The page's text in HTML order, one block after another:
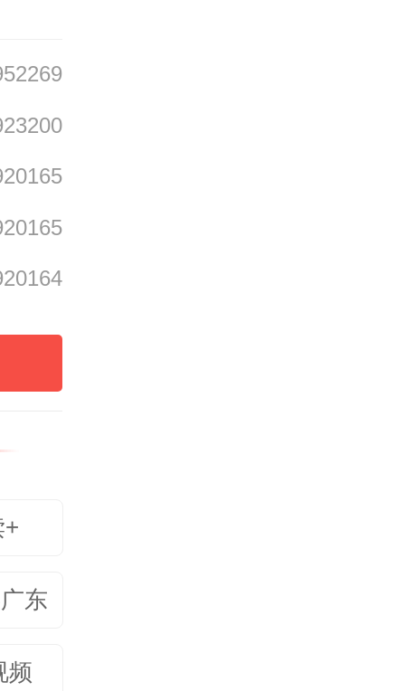
农村
地进
少
，
，工
种
基
贮
+
东
频